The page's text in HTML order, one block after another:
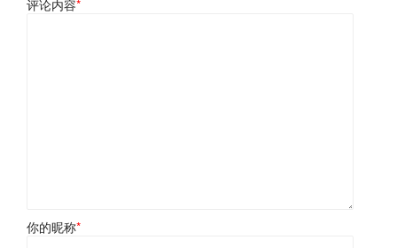
评论内容*
你的昵称*